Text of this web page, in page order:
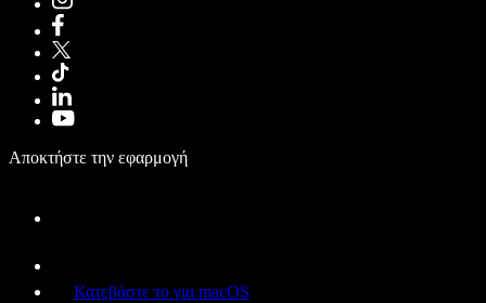
Αποκτήστε την εφαρμογή
Κατεβάστε το για macOS